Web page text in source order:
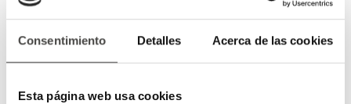
Consentimiento Detalles Acerca de las cookies
Esta página web usa cookies